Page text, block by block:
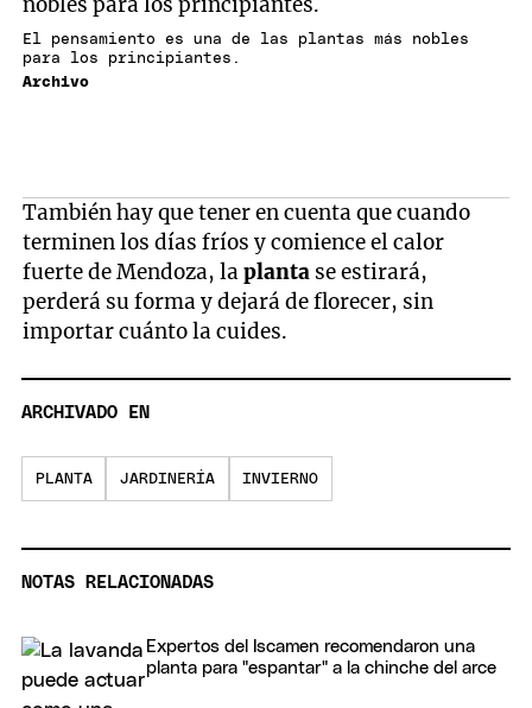
El pensamiento es una de las plantas más nobles
para los principiantes.
Archivo
También hay que tener en cuenta que cuando
terminen los días fríos y comience el calor
fuerte de Mendoza, laplanta se estirará,
perderá su forma y dejará de florecer, sin
importar cuánto la cuides.
ARCHIVADO EN
PLANTA JARDINERÍA INVIERNO
NOTAS RELACIONADAS
Expertos del Iscamen recomendaron una
planta para "espantar" a la chinche del arce